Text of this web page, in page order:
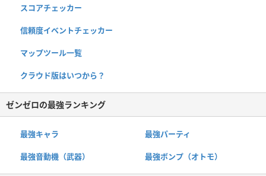
スコアチェッカー
信頼度イベントチェッカー
マップツール一覧
クラウド版はいつから？
ゼンゼロの最強ランキング
最強キャラ 最強パーティ
最強音動機（武器） 最強ボンプ（オトモ）